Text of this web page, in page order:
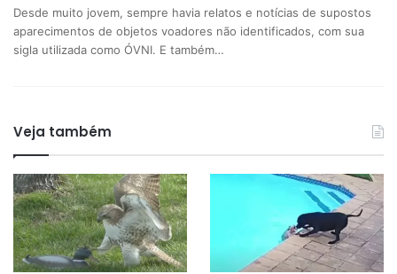
Desde muito jovem, sempre havia relatos e notícias de supostos
aparecimentos de objetos voadores não identificados, com sua
sigla utilizada como ÓVNI. E também…
Veja também